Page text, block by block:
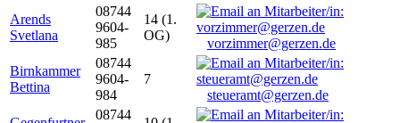
Arends
Svetlana
08744
9604-
985
14 (1.
OG)
vorzimmer@gerzen.de
Birnkammer
Bettina
08744
9604-
984
7
steueramt@gerzen.de
08744